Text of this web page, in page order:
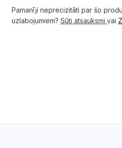
Pamanīji neprecizitāti par šo
uzlabojumiem? Sūti atsauksmi vai